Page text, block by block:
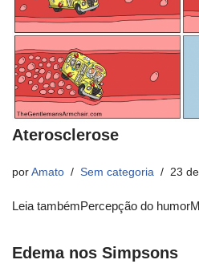
Aterosclerose
por Amato Sem categoria 23
Leia tambémPercepção do
Edema nos Simpsons